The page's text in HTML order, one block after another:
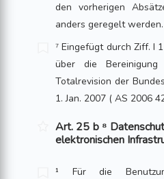
den vorheri­gen
anders geregelt werden.
⁷ Eingefügt durch Ziff. I
über die
Totalrevision der
1. Jan. 2007 ( AS 2006
Art. 25 b ⁸
elektronischen
¹ Für die